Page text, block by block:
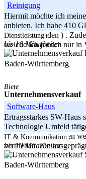
Reinigung
Hiermit möchte ich
anbieten. Ich habe 410
Geschäftskunden ) .
welche ich jedoch nur in
-----
Baden-Württemberg
Dienstleistung
bis 10 Mitarbeiter
Biete
Unternehmensverkauf
Software-Haus
Ertragsstarkes SW-
Technologie Umfeld
innovativen Lösungen
vertrieben. Ein
-----
Baden-Württemberg
IT & Kommunikation
bis 10 Mitarbeiter